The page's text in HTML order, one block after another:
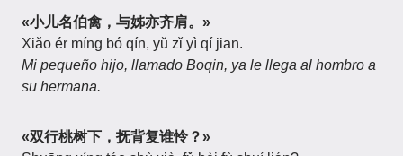
«小儿名伯禽，与姊亦齐肩。»
Xiǎo ér míng bó qín, yǔ zǐ yì qí jiān.
Mi pequeño hijo, llamado Boqin, ya le llega al hombro a
su hermana.
«双行桃树下，抚背复谁怜？»